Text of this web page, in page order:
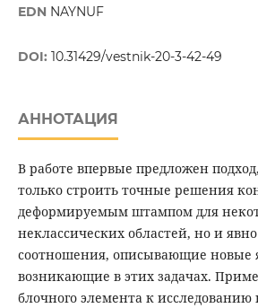
EDN NAYNUF
DOI: 10.31429/vestnik-20-3-42-49
АННОТАЦИЯ
В работе впервые предложен
только строить точные решения
деформируемым штампом для
неклассических областей, но и
соотношения, описывающие новые
возникающие в этих задачах.
блочного элемента к исследованию